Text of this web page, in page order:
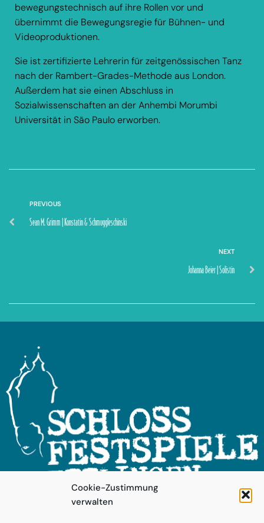
Cookie-Zustimmung
verwalten
bewegungstechnisch auf ihre Rollen vor und
übernimmt die Bewegungsregie für Bühnen- und
Videoproduktionen.
Sie ist zertifizierte Lehrerin für zeitgenössischen Tanz
nach der Rambert-Grades-Methode aus London.
Außerdem hat sie einen Abschluss in
Sozialwissenschaften an der Anhembi Morumbi
Universität in São Paulo erworben.
PREVIOUS
Sean M. Grimm | Konstatin & Schmuggleschinski
NEXT
Johanna Beier | Solistin